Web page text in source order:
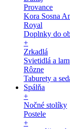
Provance
Kora Sosna
Royal
Doplnky do
+
Zrkadlá
Svietidlá a
Rôzne
Taburety a
Spálňa
+
Nočné stolíky
Postele
+